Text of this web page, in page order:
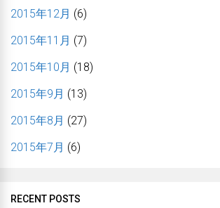
2015年12月 (6)
2015年11月 (7)
2015年10月 (18)
2015年9月 (13)
2015年8月 (27)
2015年7月 (6)
RECENT POSTS